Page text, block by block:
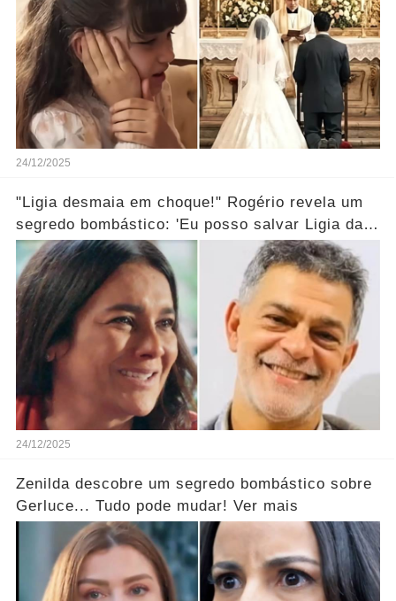
24/12/2025
"Ligia desmaia em choque!" Rogério revela um
segredo bombástico: 'Eu posso salvar Ligia da
morte...' Ver mais
24/12/2025
Zenilda descobre um segredo bombástico sobre
Gerluce... Tudo pode mudar! Ver mais